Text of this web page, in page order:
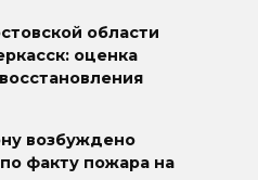
области
оценка
возбуждено
факту пожара на